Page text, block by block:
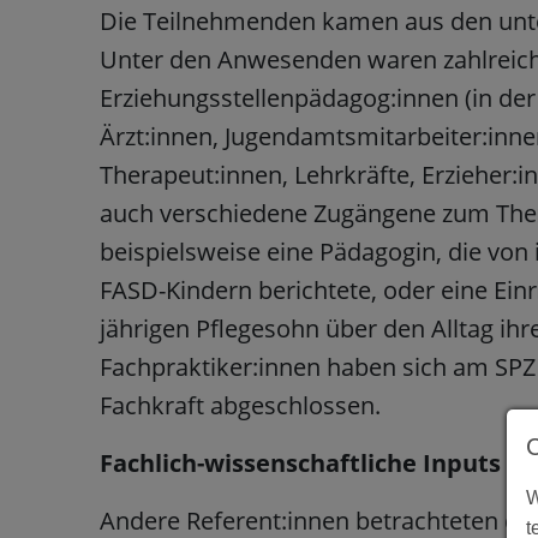
Die Teilnehmenden kamen aus den
Unter den Anwesenden waren
Erziehungsstellenpädagog:innen (in
Ärzt:innen,
Therapeut:innen, Lehrkräfte,
auch verschiedene Zugängene zum
beispielsweise eine Pädagogin, die
FASD-Kindern berichtete, oder eine
jährigen Pflegesohn über den Alltag
Fachpraktiker:innen haben sich am
Fachkraft abgeschlossen.
Fachlich-wissenschaftliche Inputs
Andere Referent:innen betrachteten